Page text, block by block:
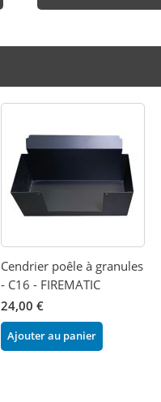
Cendrier poêle à granules
- C16 - FIREMATIC
24,00 €
Ajouter au panier